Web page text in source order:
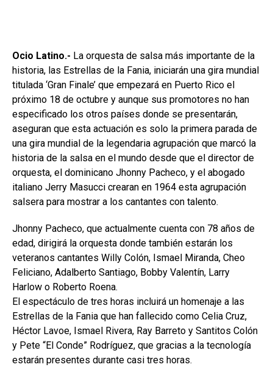
Ocio Latino.- La orquesta de salsa más importante de la
historia, las Estrellas de la Fania, iniciarán una gira mundial
titulada ‘Gran Finale’ que empezará en Puerto Rico el
próximo 18 de octubre y aunque sus promotores no han
especificado los otros países donde se presentarán,
aseguran que esta actuación es solo la primera parada de
una gira mundial de la legendaria agrupación que marcó la
historia de la salsa en el mundo desde que el director de
orquesta, el dominicano Jhonny Pacheco, y el abogado
italiano Jerry Masucci crearan en 1964 esta agrupación
salsera para mostrar a los cantantes con talento.
Jhonny Pacheco, que actualmente cuenta con 78 años de
edad, dirigirá la orquesta donde también estarán los
veteranos cantantes Willy Colón, Ismael Miranda, Cheo
Feliciano, Adalberto Santiago, Bobby Valentín, Larry
Harlow o Roberto Roena.
El espectáculo de tres horas incluirá un homenaje a las
Estrellas de la Fania que han fallecido como Celia Cruz,
Héctor Lavoe, Ismael Rivera, Ray Barreto y Santitos Colón
y Pete “El Conde” Rodríguez, que gracias a la tecnología
estarán presentes durante casi tres horas.